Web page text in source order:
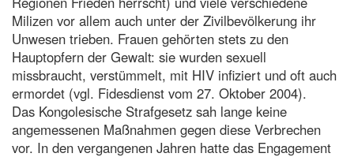
Milizen vor allem auch unter der Zivilbevölkerung ihr
Unwesen trieben. Frauen gehörten stets zu den
Hauptopfern der Gewalt: sie wurden sexuell
missbraucht, verstümmelt, mit HIV infiziert und oft auch
ermordet (vgl. Fidesdienst vom 27. Oktober 2004).
Das Kongolesische Strafgesetz sah lange keine
angemessenen Maßnahmen gegen diese Verbrechen
vor. In den vergangenen Jahren hatte das Engagement